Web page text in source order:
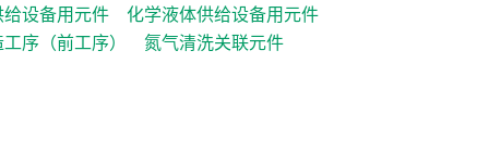
设备用元件
化学液体供给设备用元件
序（前工序）
氮气清洗关联元件